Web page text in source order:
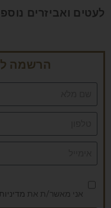
לעטים ואביזרים
הרשמה
אני מאשר/ת את